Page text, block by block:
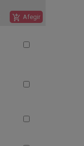
add_shopping_cart Afegir